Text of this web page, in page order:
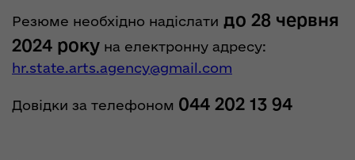
Резюме необхідно надіслати до 28 червня
2024 року на електронну адресу:
hr.state.arts.agency@gmail.com
Довідки за телефоном 044 202 13 94